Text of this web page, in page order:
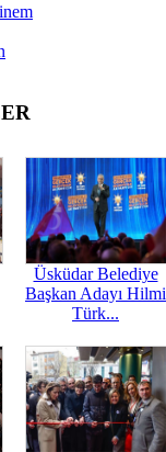
Üsküdar Belediye
Başkan Adayı Hilmi
Türk...